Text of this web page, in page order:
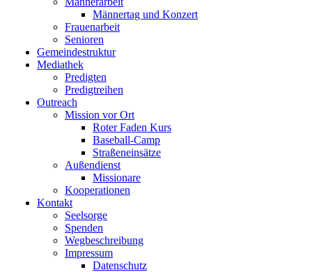
Männertag und Konzert
Frauenarbeit
Senioren
Gemeindestruktur
Mediathek
Predigten
Predigtreihen
Outreach
Mission vor Ort
Roter Faden Kurs
Baseball-Camp
Straßeneinsätze
Außendienst
Missionare
Kooperationen
Kontakt
Seelsorge
Spenden
Wegbeschreibung
Impressum
Datenschutz